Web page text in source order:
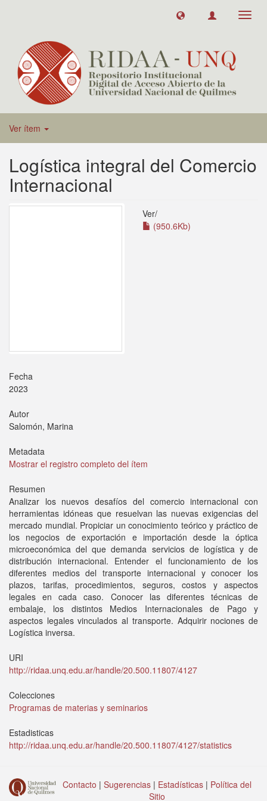
Ver ítem
Logística integral del Comercio
Internacional
Ver/
(950.6Kb)
Fecha
2023
Autor
Salomón, Marina
Metadata
Mostrar el registro completo del ítem
Resumen
Analizar los nuevos desafíos del comercio internacional con
herramientas idóneas que resuelvan las nuevas exigencias del
mercado mundial. Propiciar un conocimiento teórico y práctico de
los negocios de exportación e importación desde la óptica
microeconómica del que demanda servicios de logística y de
distribución internacional. Entender el funcionamiento de los
diferentes medios del transporte internacional y conocer los
plazos, tarifas, procedimientos, seguros, costos y aspectos
legales en cada caso. Conocer las diferentes técnicas de
embalaje, los distintos Medios Internacionales de Pago y
aspectos legales vinculados al transporte. Adquirir nociones de
Logística inversa.
URI
http://ridaa.unq.edu.ar/handle/20.500.11807/4127
Colecciones
Programas de materias y seminarios
Estadisticas
http://ridaa.unq.edu.ar/handle/20.500.11807/4127/statistics
Contacto | Sugerencias | Estadísticas | Política del
Sitio